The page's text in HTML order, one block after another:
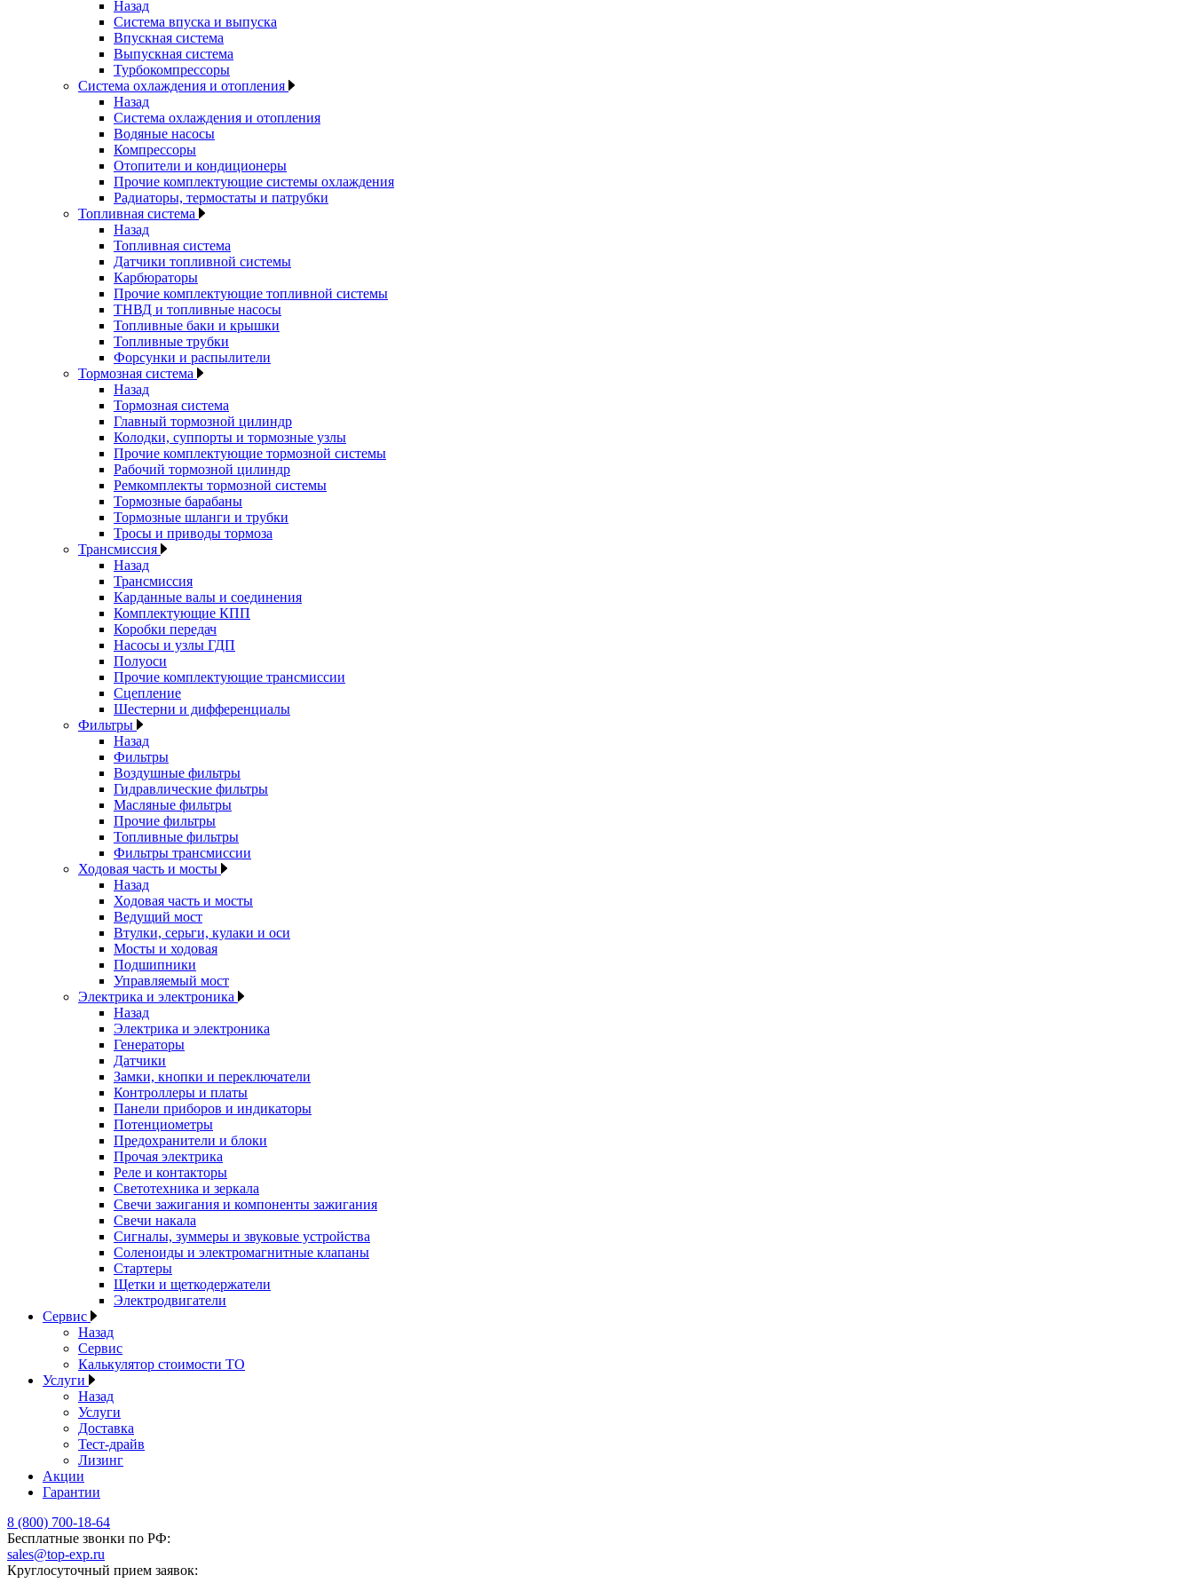
Назад
Система впуска и выпуска
Впускная система
Выпускная система
Турбокомпрессоры
Система охлаждения и отопления
Назад
Система охлаждения и отопления
Водяные насосы
Компрессоры
Отопители и кондиционеры
Прочие комплектующие системы охлаждения
Радиаторы, термостаты и патрубки
Топливная система
Назад
Топливная система
Датчики топливной системы
Карбюраторы
Прочие комплектующие топливной системы
ТНВД и топливные насосы
Топливные баки и крышки
Топливные трубки
Форсунки и распылители
Тормозная система
Назад
Тормозная система
Главный тормозной цилиндр
Колодки, суппорты и тормозные узлы
Прочие комплектующие тормозной системы
Рабочий тормозной цилиндр
Ремкомплекты тормозной системы
Тормозные барабаны
Тормозные шланги и трубки
Тросы и приводы тормоза
Трансмиссия
Назад
Трансмиссия
Карданные валы и соединения
Комплектующие КПП
Коробки передач
Насосы и узлы ГДП
Полуоси
Прочие комплектующие трансмиссии
Сцепление
Шестерни и дифференциалы
Фильтры
Назад
Фильтры
Воздушные фильтры
Гидравлические фильтры
Масляные фильтры
Прочие фильтры
Топливные фильтры
Фильтры трансмиссии
Ходовая часть и мосты
Назад
Ходовая часть и мосты
Ведущий мост
Втулки, серьги, кулаки и оси
Мосты и ходовая
Подшипники
Управляемый мост
Электрика и электроника
Назад
Электрика и электроника
Генераторы
Датчики
Замки, кнопки и переключатели
Контроллеры и платы
Панели приборов и индикаторы
Потенциометры
Предохранители и блоки
Прочая электрика
Реле и контакторы
Светотехника и зеркала
Свечи зажигания и компоненты зажигания
Свечи накала
Сигналы, зуммеры и звуковые устройства
Соленоиды и электромагнитные клапаны
Стартеры
Щетки и щеткодержатели
Электродвигатели
Сервис
Назад
Сервис
Калькулятор стоимости ТО
Услуги
Назад
Услуги
Доставка
Тест-драйв
Лизинг
Акции
Гарантии
8 (800) 700-18-64
Бесплатные звонки по РФ:
sales@top-exp.ru
Круглосуточный прием заявок: